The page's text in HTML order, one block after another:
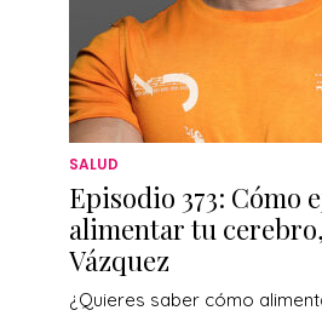
SALUD
Episodio 373: Cómo
alimentar tu
Vázquez
¿Quieres saber cómo